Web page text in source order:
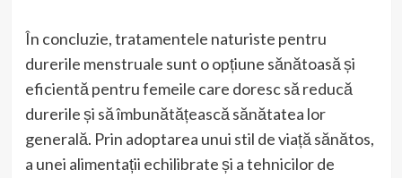
În concluzie, tratamentele naturiste pentru
durerile menstruale sunt o opțiune sănătoasă și
eficientă pentru femeile care doresc să reducă
durerile și să îmbunătățească sănătatea lor
generală. Prin adoptarea unui stil de viață sănătos,
a unei alimentații echilibrate și a tehnicilor de